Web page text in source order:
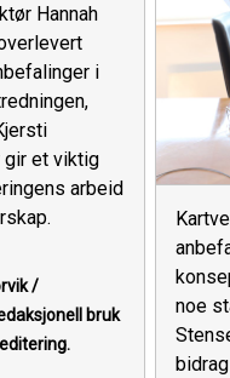
Hannah
i
gir et viktig
arbeid
/
bruk
noe